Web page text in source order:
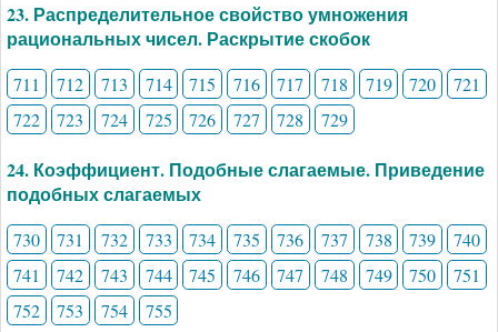
23. Распределительное свойство умножения
рациональных чисел. Раскрытие скобок
711 712 713 714 715 716 717 718 719 720
721
722
723 724 725 726 727 728 729
24. Коэффициент. Подобные слагаемые. Приведение
подобных слагаемых
730 731 732 733 734 735 736 737 738 739
740
741
742 743 744 745 746 747 748 749 750
751
752
753 754 755